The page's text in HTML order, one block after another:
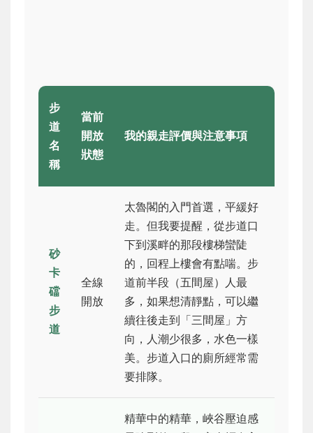
步
道
名
稱
當前
開放
狀態
我的親走評價與注意事項
砂
卡
礑
步
道
全線
開放
太魯閣的入門首選，平緩好
走。但我要提醒，從步道口
下到溪畔的那段樓梯蠻陡
的，回程上樓會有點喘。步
道前半段（五間屋）人最
多，如果想清靜點，可以繼
續往後走到「三間屋」方
向，人潮少很多，水色一樣
美。步道入口的廁所經常需
要排隊。
精華中的精華，峽谷壓迫感